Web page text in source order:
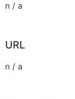
n / a
URL
n / a